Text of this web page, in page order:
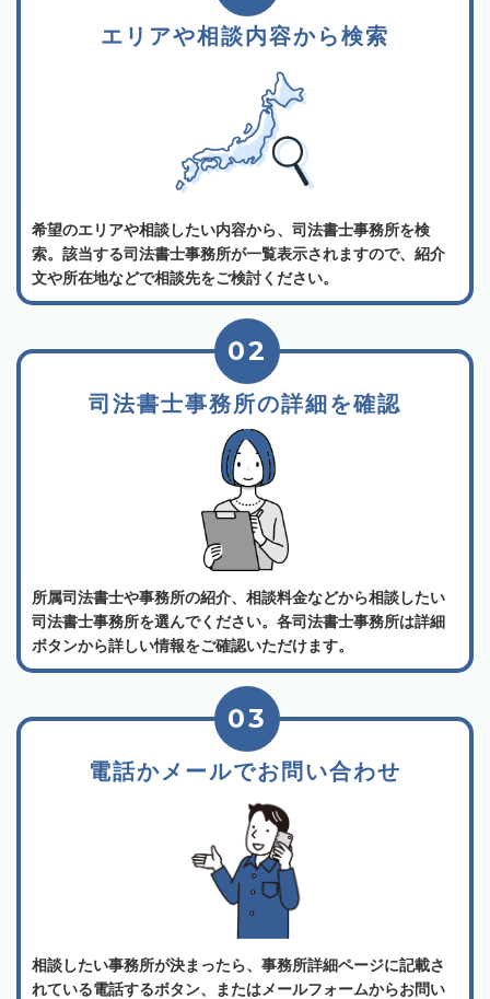
エリアや相談内容から検索
希望のエリアや相談したい内容から、司法書士事務所を検
索。該当する司法書士事務所が一覧表示されますので、紹介
文や所在地などで相談先をご検討ください。
司法書士事務所の詳細を確認
02
所属司法書士や事務所の紹介、相談料金などから相談したい
司法書士事務所を選んでください。各司法書士事務所は詳細
ボタンから詳しい情報をご確認いただけます。
電話かメールでお問い合わせ
03
相談したい事務所が決まったら、事務所詳細ページに記載さ
れている電話するボタン、またはメールフォームからお問い